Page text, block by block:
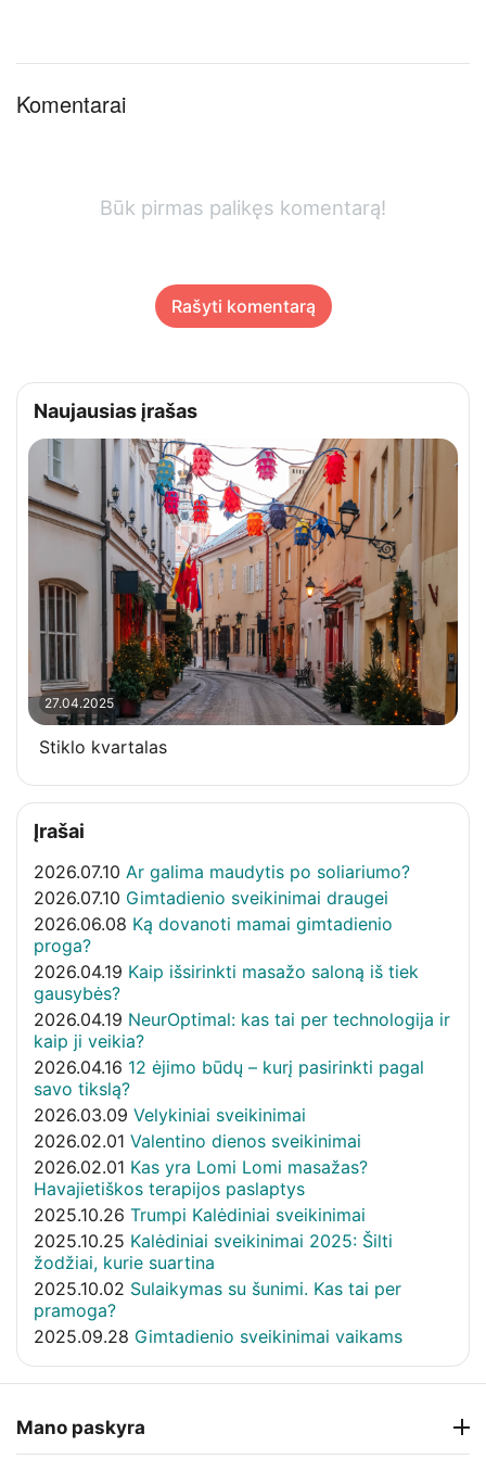
Komentarai
Būk pirmas palikęs komentarą!
Rašyti komentarą
Naujausias įrašas
27.04.2025
Stiklo kvartalas
Įrašai
2026.07.10 Ar galima maudytis po soliariumo?
2026.07.10 Gimtadienio sveikinimai draugei
2026.06.08 Ką dovanoti mamai gimtadienio
proga?
2026.04.19 Kaip išsirinkti masažo saloną iš tiek
gausybės?
2026.04.19 NeurOptimal: kas tai per technologija ir
kaip ji veikia?
2026.04.16 12 ėjimo būdų – kurį pasirinkti pagal
savo tikslą?
2026.03.09 Velykiniai sveikinimai
2026.02.01 Valentino dienos sveikinimai
2026.02.01 Kas yra Lomi Lomi masažas?
Havajietiškos terapijos paslaptys
2025.10.26 Trumpi Kalėdiniai sveikinimai
2025.10.25 Kalėdiniai sveikinimai 2025: Šilti
žodžiai, kurie suartina
2025.10.02 Sulaikymas su šunimi. Kas tai per
pramoga?
2025.09.28 Gimtadienio sveikinimai vaikams
Mano paskyra